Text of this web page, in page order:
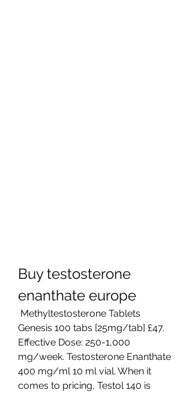
Buy testosterone
enanthate europe
Genesis 100 tabs [25mg/tab] £47.
Effective Dose: 250-1,000
mg/week. Testosterone Enanthate
400 mg/ml 10 ml vial. When it
comes to pricing, Testol 140 is